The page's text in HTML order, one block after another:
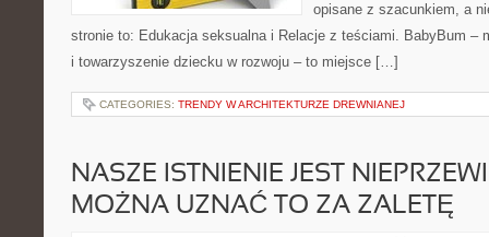
opisane z szacunkiem, a
stronie to: Edukacja seksualna i Relacje z teściami. BabyBum –
i towarzyszenie dziecku w rozwoju – to miejsce […]
CATEGORIES: TRENDY W ARCHITEKTURZE DREWNIANEJ
NASZE ISTNIENIE JEST
MOŻNA UZNAĆ TO ZA ZALETĘ